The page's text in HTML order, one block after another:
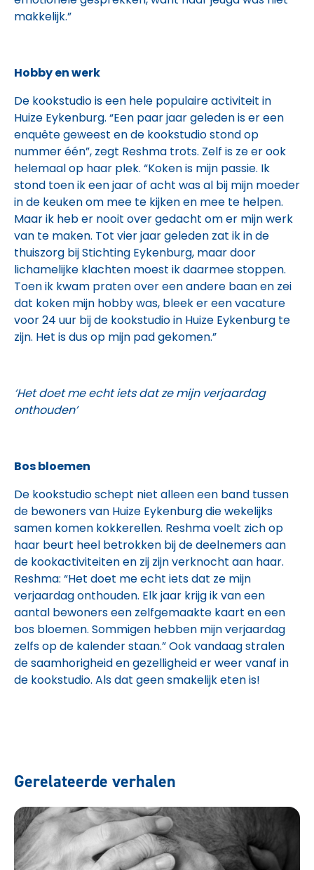
makkelijk.”
Hobby en werk
De kookstudio is een hele populaire activiteit in
Huize Eykenburg. “Een paar jaar geleden is er een
enquête geweest en de kookstudio stond op
nummer één”, zegt Reshma trots. Zelf is ze er ook
helemaal op haar plek. “Koken is mijn passie. Ik
stond toen ik een jaar of acht was al bij mijn moeder
in de keuken om mee te kijken en mee te helpen.
Maar ik heb er nooit over gedacht om er mijn werk
van te maken. Tot vier jaar geleden zat ik in de
thuiszorg bij Stichting Eykenburg, maar door
lichamelijke klachten moest ik daarmee stoppen.
Toen ik kwam praten over een andere baan en zei
dat koken mijn hobby was, bleek er een vacature
voor 24 uur bij de kookstudio in Huize Eykenburg te
zijn. Het is dus op mijn pad gekomen.”
‘Het doet me echt iets dat ze mijn verjaardag
onthouden’
Bos bloemen
De kookstudio schept niet alleen een band tussen
de bewoners van Huize Eykenburg die wekelijks
samen komen kokkerellen. Reshma voelt zich op
haar beurt heel betrokken bij de deelnemers aan
de kookactiviteiten en zij zijn verknocht aan haar.
Reshma: “Het doet me echt iets dat ze mijn
verjaardag onthouden. Elk jaar krijg ik van een
aantal bewoners een zelfgemaakte kaart en een
bos bloemen. Sommigen hebben mijn verjaardag
zelfs op de kalender staan.” Ook vandaag stralen
de saamhorigheid en gezelligheid er weer vanaf in
de kookstudio. Als dat geen smakelijk eten is!
Gerelateerde verhalen